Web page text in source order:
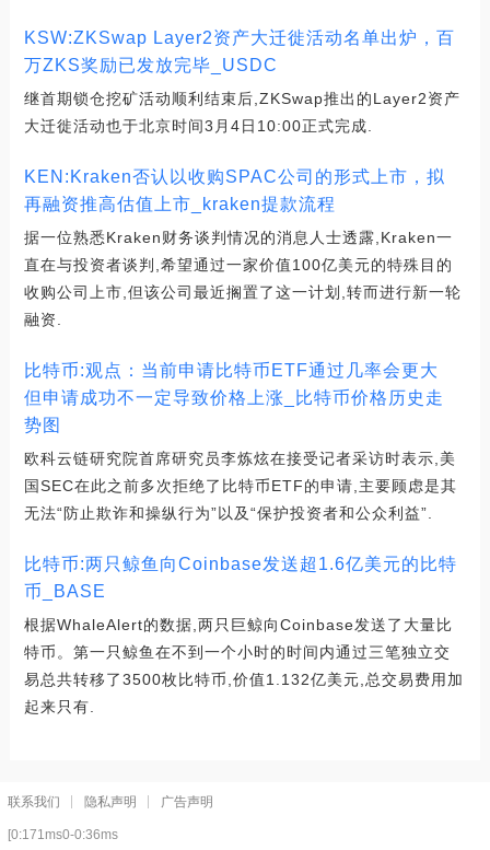
KSW:ZKSwap Layer2资产大迁徙活动名单出炉，百
万ZKS奖励已发放完毕_USDC
继首期锁仓挖矿活动顺利结束后,ZKSwap推出的Layer2资产
大迁徙活动也于北京时间3月4日10:00正式完成.
KEN:Kraken否认以收购SPAC公司的形式上市，拟
再融资推高估值上市_kraken提款流程
据一位熟悉Kraken财务谈判情况的消息人士透露,Kraken一
直在与投资者谈判,希望通过一家价值100亿美元的特殊目的
收购公司上市,但该公司最近搁置了这一计划,转而进行新一轮
融资.
比特币:观点：当前申请比特币ETF通过几率会更大
但申请成功不一定导致价格上涨_比特币价格历史走
势图
欧科云链研究院首席研究员李炼炫在接受记者采访时表示,美
国SEC在此之前多次拒绝了比特币ETF的申请,主要顾虑是其
无法“防止欺诈和操纵行为”以及“保护投资者和公众利益”.
比特币:两只鲸鱼向Coinbase发送超1.6亿美元的比特
币_BASE
根据WhaleAlert的数据,两只巨鲸向Coinbase发送了大量比
特币。第一只鲸鱼在不到一个小时的时间内通过三笔独立交
易总共转移了3500枚比特币,价值1.132亿美元,总交易费用加
起来只有.
联系我们 隐私声明 广告声明
[0:171ms0-0:36ms